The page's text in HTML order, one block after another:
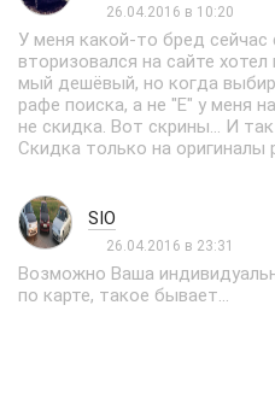
26.04.2016 в 10:20
У меня какой-то бред
вторизовался на сайте
мый дешёвый, но когда
рафе поиска, а не "Е" у меня
не скидка. Вот скрины... И
Скидка только на оригиналы
SIO
26.04.2016 в 23:31
Возможно Ваша
по карте, такое бывает...